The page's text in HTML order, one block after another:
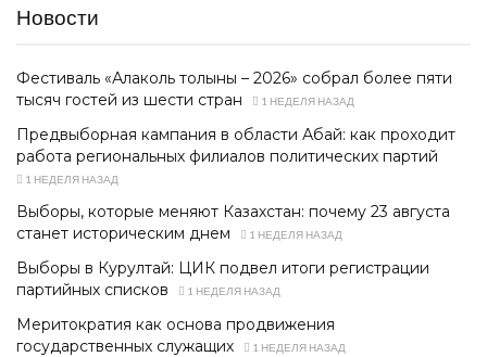
Новости
Фестиваль «Алаколь толқыны – 2026» собрал более пяти
тысяч гостей из шести стран
1 НЕДЕЛЯ НАЗАД
Предвыборная кампания в области Абай: как проходит
работа региональных филиалов политических партий
1 НЕДЕЛЯ НАЗАД
Выборы, которые меняют Казахстан: почему 23 августа
станет историческим днем
1 НЕДЕЛЯ НАЗАД
Выборы в Курултай: ЦИК подвел итоги регистрации
партийных списков
1 НЕДЕЛЯ НАЗАД
Меритократия как основа продвижения
государственных служащих
1 НЕДЕЛЯ НАЗАД